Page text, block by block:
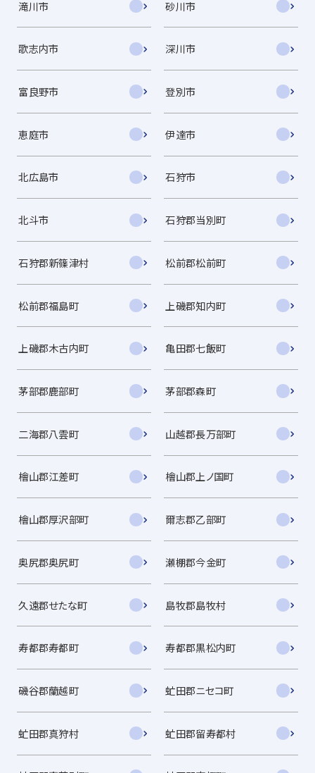
滝川市 砂川市
歌志内市 深川市
富良野市 登別市
恵庭市 伊達市
北広島市 石狩市
北斗市 石狩郡当別町
石狩郡新篠津村 松前郡松前町
松前郡福島町 上磯郡知内町
上磯郡木古内町 亀田郡七飯町
茅部郡鹿部町 茅部郡森町
二海郡八雲町 山越郡長万部町
檜山郡江差町 檜山郡上ノ国町
檜山郡厚沢部町 爾志郡乙部町
奥尻郡奥尻町 瀬棚郡今金町
久遠郡せたな町 島牧郡島牧村
寿都郡寿都町 寿都郡黒松内町
磯谷郡蘭越町 虻田郡ニセコ町
虻田郡真狩村 虻田郡留寿都村